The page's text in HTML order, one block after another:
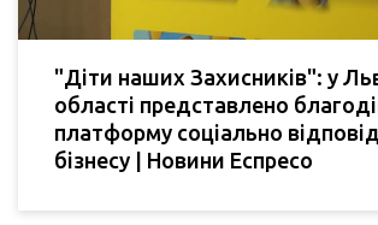
"Діти наших Захисників": у
області представлено
платформу соціально
бізнесу | Новини Еспресо